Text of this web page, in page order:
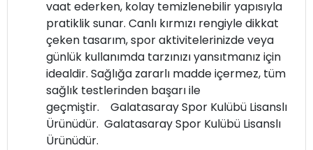
vaat ederken, kolay temizlenebilir yapısıyla
pratiklik sunar. Canlı kırmızı rengiyle dikkat
çeken tasarım, spor aktivitelerinizde veya
günlük kullanımda tarzınızı yansıtmanız için
idealdir. Sağlığa zararlı madde içermez, tüm
sağlık testlerinden başarı ile
geçmiştir. Galatasaray Spor Kulübü Lisanslı
Ürünüdür. Galatasaray Spor Kulübü Lisanslı
Ürünüdür.